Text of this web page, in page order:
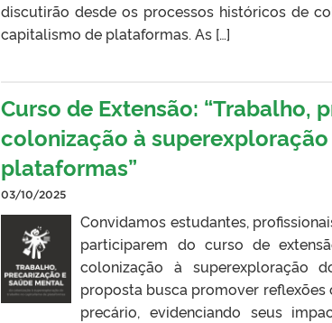
discutirão desde os processos históricos de
capitalismo de plataformas. As […]
Curso de Extensão: “Trabalho,
colonização à
plataformas”
03/10/2025
Convidamos estudantes,
participarem do curso de
colonização à superexploração
proposta busca promover
precário, evidenciando seus